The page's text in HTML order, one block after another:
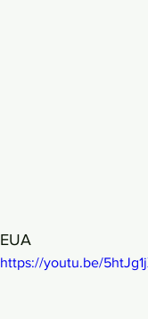
EUA
https://youtu.be/